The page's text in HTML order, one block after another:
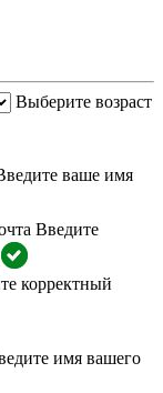
Выберите возраст
ваше имя
Введите
корректный
имя вашего